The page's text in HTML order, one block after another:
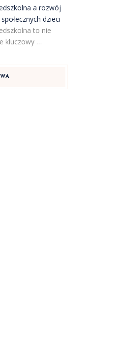
a rozwój
dzieci
to nie
kluczowy …